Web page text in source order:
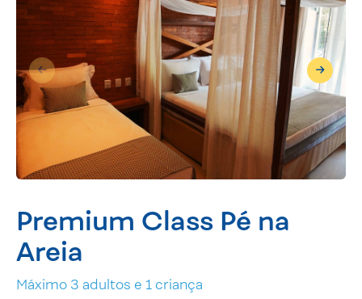
Premium Class Pé na
Areia
Máximo 3 adultos e 1 criança